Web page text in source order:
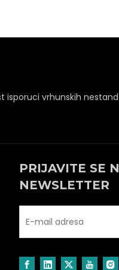
vrhunskih
PRIJAVITE SE
NEWSLETTER